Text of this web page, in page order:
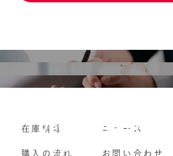
購入の流れ
よくいただくご質問
Vehicle purchase
車両買い取り
在庫情報
購入の流れ
ニュース
お問い合わせ